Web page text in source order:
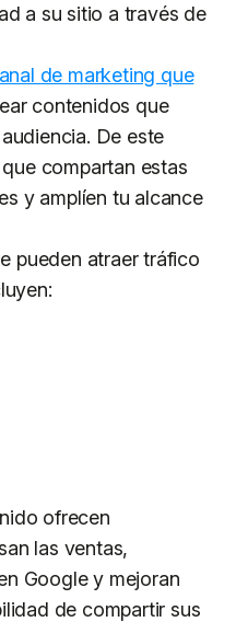
a su sitio a través de
de marketing que
contenidos que
De este
compartan estas
y amplíen tu alcance
pueden atraer tráfico
ofrecen
las ventas,
Google y mejoran
de compartir sus